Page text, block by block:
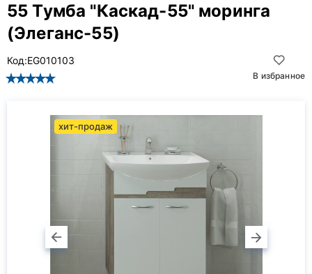
55 Тумба "Каскад-55" моринга
(Элеганс-55)
В избранное
Код:EG010103
хит-продаж